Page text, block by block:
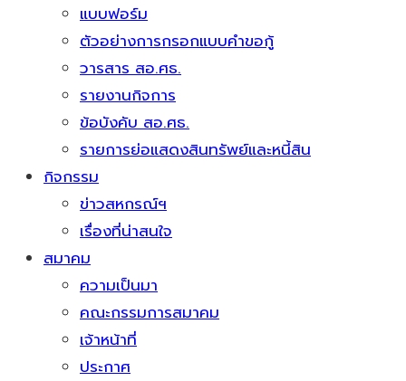
แบบฟอร์ม
ตัวอย่างการกรอกแบบคำขอกู้
วารสาร สอ.ศธ.
รายงานกิจการ
ข้อบังคับ สอ.ศธ.
รายการย่อแสดงสินทรัพย์และหนี้สิน
กิจกรรม
ข่าวสหกรณ์ฯ
เรื่องที่น่าสนใจ
สมาคม
ความเป็นมา
คณะกรรมการสมาคม
เจ้าหน้าที่
ประกาศ